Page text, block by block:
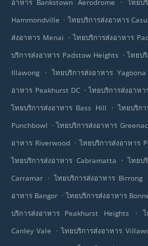
อาหาร Bankstown Aerodrome
ไทยบ
Hammondville . ไทยบริการส่งอาหาร
ส่งอาหาร Menai . ไทยบริการส่งอาหาร
บริการส่งอาหาร Padstow Heights . ไทยบ
Illawong
. ไทยบริการส่งอาหาร Yagoona
อาหาร Peakhurst DC . ไทยบริการส่งอาหา
ไทยบริการส่งอาหาร Bass Hill
. ไทยบริก
Punchbowl . ไทยบริการส่งอาหาร
อาหาร Riverwood . ไทยบริการส่งอาหาร
ไทยบริการส่งอาหาร Cabramatta
. ไทยบ
Carramar . ไทยบริการส่งอาหาร Birrong
อาหาร Bangor . ไทยบริการส่งอาหาร
บริการส่งอาหาร Peakhurst Heights
.
Canley Vale
. ไทยบริการส่งอาหาร